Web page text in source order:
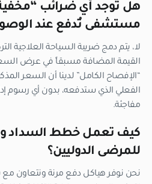
هل توجد أي ضرائب
مستشفى تُدفع عند
القيمة المضافة مسبقاً في عرض
“الإفصاح الكامل” لدينا أن السعر
الفعلي الذي ستدفعه، بدون أي رسوم
مفاجئة.
كيف تعمل خطط السداد
للمرضى الدوليين؟
نحن نوفر هياكل دفع مرنة ونتعاون